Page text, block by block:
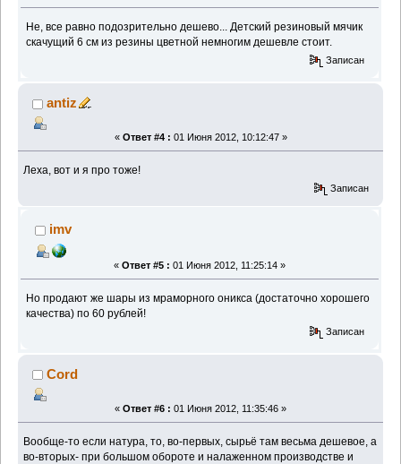
Не, все равно подозрительно дешево... Детский резиновый мячик
скачущий 6 см из резины цветной немногим дешевле стоит.
Записан
antiz
« Ответ #4 : 01 Июня 2012, 10:12:47 »
Леха, вот и я про тоже!
Записан
imv
« Ответ #5 : 01 Июня 2012, 11:25:14 »
Но продают же шары из мраморного оникса (достаточно хорошего
качества) по 60 рублей!
Записан
Cord
« Ответ #6 : 01 Июня 2012, 11:35:46 »
Вообще-то если натура, то, во-первых, сырьё там весьма дешевое, а
во-вторых- при большом обороте и налаженном производстве и